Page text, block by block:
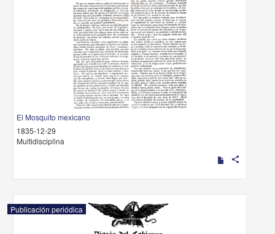
El Mosquito mexicano
1835-12-29
Multidisciplina
share
Publicación periódica